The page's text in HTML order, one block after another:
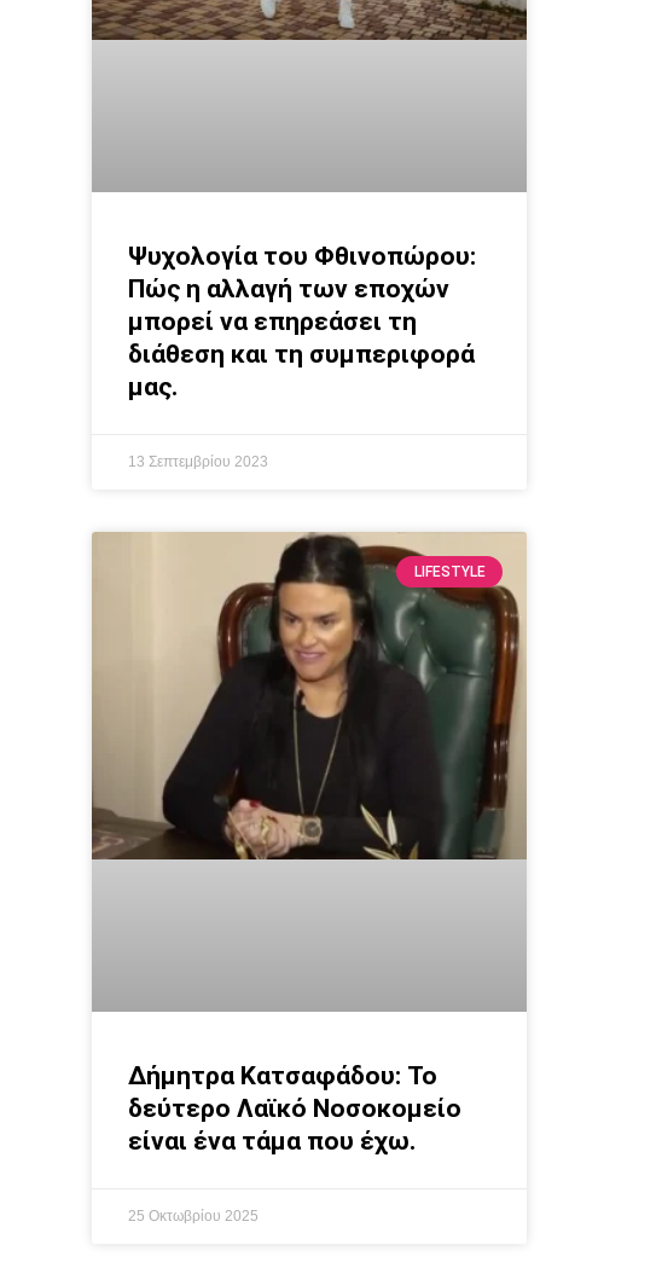
Ψυχολογία του Φθινοπώρου:
Πώς η αλλαγή των εποχών
μπορεί να επηρεάσει τη
διάθεση και τη συμπεριφορά
μας.
13 Σεπτεμβρίου 2023
LIFESTYLE
Δήμητρα Κατσαφάδου: Το
δεύτερο Λαϊκό Νοσοκομείο
είναι ένα τάμα που έχω.
25 Οκτωβρίου 2025